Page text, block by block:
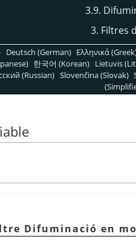
3.9.
3. Filtres
Deutsch (German) Ελληνικά
한국어 (Korean) Lietuvis
(Russian) Slovenčina (Slovak)
Difuminació en